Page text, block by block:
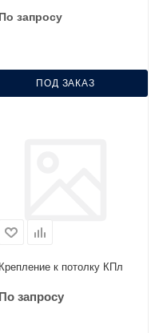
По запросу
ПОД ЗАКАЗ
Крепление к потолку КПл
По запросу